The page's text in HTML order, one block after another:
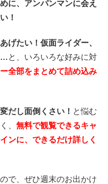
に、アンパンマンに会え
！
げたい！ 仮面ライダー、
…と、いろいろな好みに対
全部をまとめて詰め込み
だし面倒くさい！ と悩む
、 無料で観覧できるキャ
ンに、できるだけ詳しく
で、ぜひ週末のお出かけ